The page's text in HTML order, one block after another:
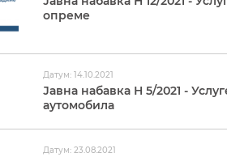
опреме
Датум: 14.10.2021
Јавна набавка Н 5/2021 -
аутомобила
Датум: 23.08.2021